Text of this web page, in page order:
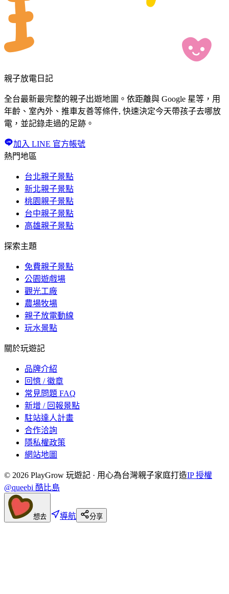
親子放電日記
全台最新最完整的親子出遊地圖。依距離與 Google 星等，用
年齡、室內外、推車友善等條件, 快速決定今天帶孩子去哪放
電，並記錄走過的足跡。
加入 LINE 官方帳號
熱門地區
台北親子景點
新北親子景點
桃園親子景點
台中親子景點
高雄親子景點
探索主題
免費親子景點
公園遊戲場
觀光工廠
農場牧場
親子放電動線
玩水景點
關於玩遊記
品牌介紹
回憶 / 徽章
常見問題 FAQ
新增 / 回報景點
駐站達人計畫
合作洽詢
隱私權政策
網站地圖
© 2026 PlayGrow 玩遊記 · 用心為台灣親子家庭打造IP 授權
@queebi 酷比島
想去 導航 分享